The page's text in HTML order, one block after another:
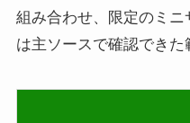
組み合わせ、限定のミ
は主ソースで確認できた